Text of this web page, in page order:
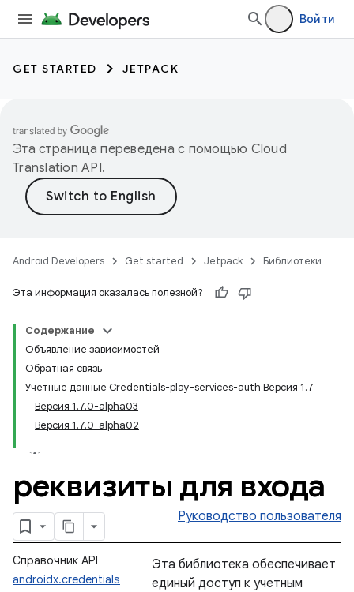
Войти
GET STARTED JETPACK
Эта страница переведена с помощью Cloud
Translation API.
Android Developers Get started Jetpack Библиотеки
Эта информация оказалась полезной?
Содержание
Объявление зависимостей
Обратная связь
Учетные данные Credentials-play-services-auth Версия 1.7
Версия 1.7.0-alpha03
Версия 1.7.0-alpha02
реквизиты для входа
Руководство пользователя
Справочник API
androidx.credentials
Эта библиотека обеспечивает
единый доступ к учетным